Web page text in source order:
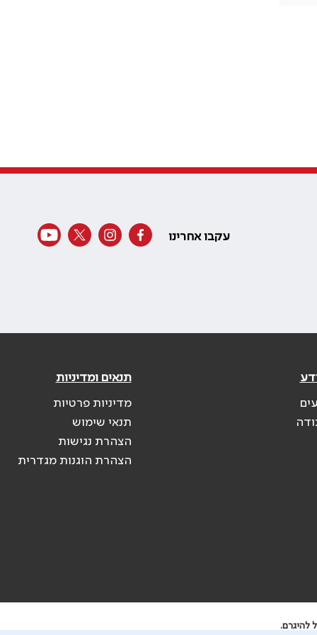
עקבו אחרינו
תנאים ומדיניות
מדיניות פרטיות
תנאי שימוש
הצהרת נגישות
הצהרת הוגנות מגדרית
להיגרם.